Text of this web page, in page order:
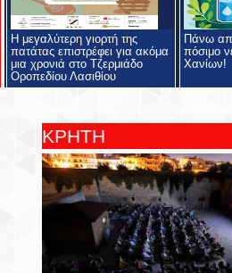
Η μεγαλύτερη γιορτή της
πατάτας επιστρέφει για ακόμα
μια χρονιά στο Τζερμιάδο
Οροπεδίου Λασιθίου
Πάνω
πόσιμο
Χανίων!
ΚΡΗΤΗ